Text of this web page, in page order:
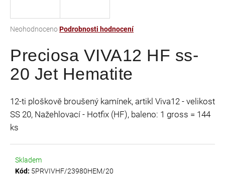
Průměrné
produktu
je
0,0
hvězdiček.
NeohodnocenoPodrobnosti hodnocení
Preciosa VIVA12 HF ss-
20 Jet Hematite
12-ti ploškově broušený kamínek, artikl Viva12 - velikost
SS 20, Nažehlovací - Hotfix (HF), baleno: 1 gross = 144
ks
Skladem
Kód: 5PRVIVHF/23980HEM/20
j
t
?
HLEDAT
D